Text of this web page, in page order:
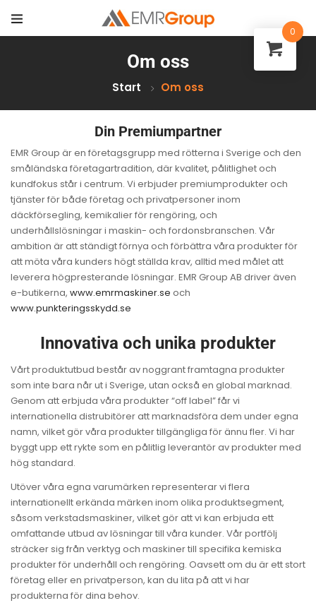
Om oss
Start Om oss
Din Premiumpartner
EMR Group är en företagsgrupp med rötterna i Sverige och den
småländska företagartradition, där kvalitet, pålitlighet och
kundfokus står i centrum. Vi erbjuder premiumprodukter och
tjänster för både företag och privatpersoner inom
däckförsegling, kemikalier för rengöring, och
underhållslösningar i maskin- och fordonsbranschen. Vår
ambition är att ständigt förnya och förbättra våra produkter för
att möta våra kunders högt ställda krav, alltid med målet att
leverera högpresterande lösningar. EMR Group AB driver även
e-butikerna, www.emrmaskiner.se och
www.punkteringsskydd.se
Innovativa och unika produkter
Vårt produktutbud består av noggrant framtagna produkter
som inte bara når ut i Sverige, utan också en global marknad.
Genom att erbjuda våra produkter “off label” får vi
internationella distrubitörer att marknadsföra dem under egna
namn, vilket gör våra produkter tillgängliga för ännu fler. Vi har
byggt upp ett rykte som en pålitlig leverantör av produkter med
hög standard.
Utöver våra egna varumärken representerar vi flera
internationellt erkända märken inom olika produktsegment,
såsom verkstadsmaskiner, vilket gör att vi kan erbjuda ett
omfattande utbud av lösningar till våra kunder. Vår portfölj
sträcker sig från verktyg och maskiner till specifika kemiska
produkter för underhåll och rengöring. Oavsett om du är ett stort
företag eller en privatperson, kan du lita på att vi har
produkterna för dina behov.
0